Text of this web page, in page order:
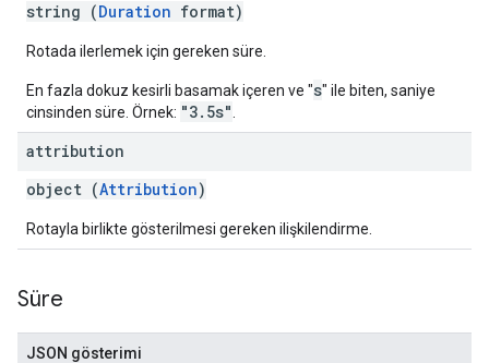
string (Duration format)
Rotada ilerlemek için gereken süre.
En fazla dokuz kesirli basamak içeren ve "s" ile biten, saniye
cinsinden süre. Örnek: "3.5s"
attribution
object (Attribution)
Rotayla birlikte gösterilmesi gereken ilişkilendirme.
Süre
JSON gösterimi